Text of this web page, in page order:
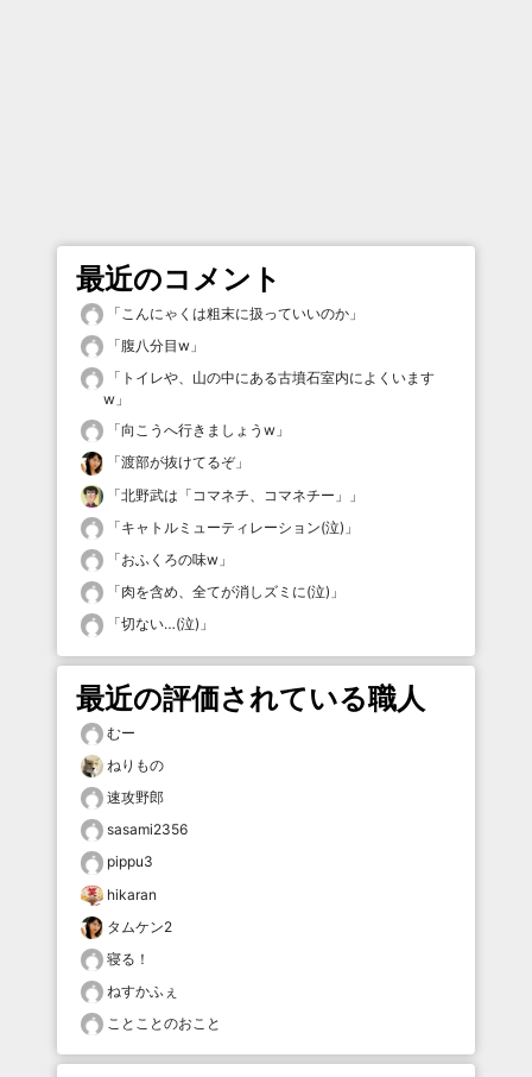
最近のコメント
「 こんにゃくは粗末に扱っていいのか 」
「腹八分目w 」
「 トイレや、山の中にある古墳石室内によくいます
w 」
「向こうへ行きましょうw 」
「渡部が抜けてるぞ」
「北野武は「コマネチ、コマネチー」
」
「キャトルミューティレーション(泣) 」
「おふくろの味w 」
「肉を含め、全てが消しズミに(泣) 」
「切ない…(泣) 」
最近の評価されている職人
むー
ねりもの
速攻野郎
sasami2356
pippu3
hikaran
タムケン2
寝る！
ねすかふぇ
ことことのおこと